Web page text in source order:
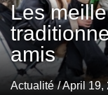
Les
amis
Actualité / April 19,